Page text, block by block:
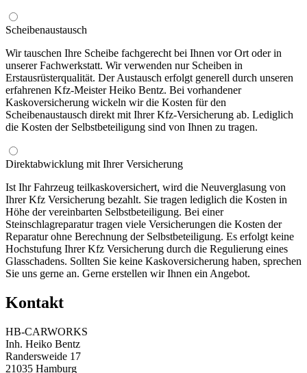
Scheibenaustausch
Wir tauschen Ihre Scheibe fachgerecht bei Ihnen vor Ort oder in
unserer Fachwerkstatt. Wir verwenden nur Scheiben in
Erstausrüsterqualität. Der Austausch erfolgt generell durch unseren
erfahrenen Kfz-Meister Heiko Bentz. Bei vorhandener
Kaskoversicherung wickeln wir die Kosten für den
Scheibenaustausch direkt mit Ihrer Kfz-Versicherung ab. Lediglich
die Kosten der Selbstbeteiligung sind von Ihnen zu tragen.
Direktabwicklung mit Ihrer Versicherung
Ist Ihr Fahrzeug teilkaskoversichert, wird die Neuverglasung von
Ihrer Kfz Versicherung bezahlt. Sie tragen lediglich die Kosten in
Höhe der vereinbarten Selbstbeteiligung. Bei einer
Steinschlagreparatur tragen viele Versicherungen die Kosten der
Reparatur ohne Berechnung der Selbstbeteiligung. Es erfolgt keine
Hochstufung Ihrer Kfz Versicherung durch die Regulierung eines
Glasschadens. Sollten Sie keine Kaskoversicherung haben, sprechen
Sie uns gerne an. Gerne erstellen wir Ihnen ein Angebot.
Kontakt
HB-CARWORKS
Inh. Heiko Bentz
Randersweide 17
21035 Hamburg